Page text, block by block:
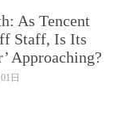
As Tencent
Staff, Is Its
Approaching?
日